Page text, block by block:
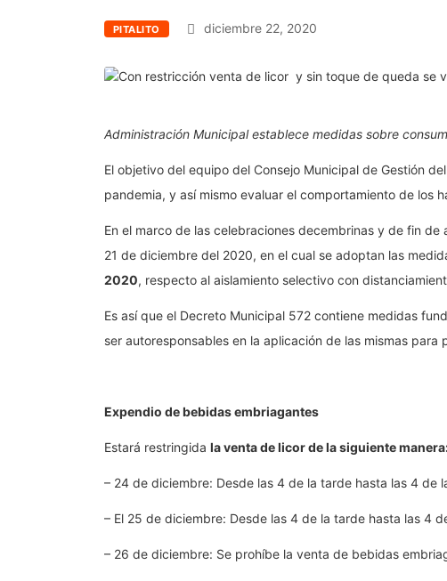
PITALITO diciembre 22, 2020
Administración Municipal establece medidas sobre
El objetivo del equipo del Consejo Municipal de Gestión
pandemia, y así mismo evaluar el comportamiento de los
En el marco de las celebraciones decembrinas y de fin
21 de diciembre del 2020, en el cual se adoptan las
2020, respecto al aislamiento selectivo con
Es así que el Decreto Municipal 572 contiene medidas
ser autoresponsables en la aplicación de las mismas
Expendio de bebidas embriagantes
Estará restringida la venta de licor de la siguiente
– 24 de diciembre: Desde las 4 de la tarde hasta las 4 de
– El 25 de diciembre: Desde las 4 de la tarde hasta las 4
– 26 de diciembre: Se prohíbe la venta de bebidas